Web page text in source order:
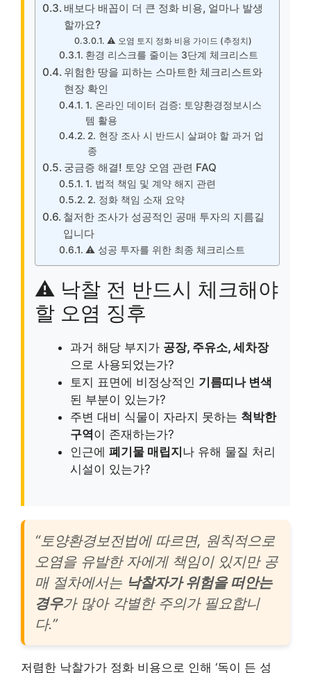
배보다 배꼽이 더 큰 정화 비용, 얼마나 발생
할까요?
⚠️ 오염 토지 정화 비용 가이드 (추정치)
환경 리스크를 줄이는 3단계 체크리스트
위험한 땅을 피하는 스마트한 체크리스트와
현장 확인
1. 온라인 데이터 검증: 토양환경정보시스
템 활용
2. 현장 조사 시 반드시 살펴야 할 과거 업
종
궁금증 해결! 토양 오염 관련 FAQ
1. 법적 책임 및 계약 해지 관련
2. 정화 책임 소재 요약
철저한 조사가 성공적인 공매 투자의 지름길
입니다
⚠️ 성공 투자를 위한 최종 체크리스트
⚠️ 낙찰 전 반드시 체크해야
할 오염 징후
과거 해당 부지가 공장, 주유소, 세차장
으로 사용되었는가?
토지 표면에 비정상적인 기름띠나 변색
된 부분이 있는가?
주변 대비 식물이 자라지 못하는 척박한
구역이 존재하는가?
인근에 폐기물 매립지나 유해 물질 처리
시설이 있는가?
“토양환경보전법에 따르면, 원칙적으로
오염을 유발한 자에게 책임이 있지만 공
매 절차에서는 낙찰자가 위험을 떠안는
경우가 많아 각별한 주의가 필요합니
다.”
저렴한 낙찰가가 정화 비용으로 인해 ‘독이 든 성